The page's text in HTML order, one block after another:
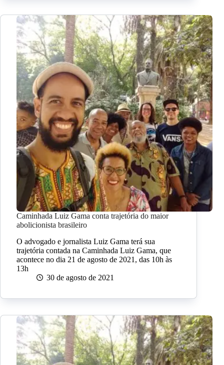
Caminhada Luiz Gama conta trajetória do maior
abolicionista brasileiro
O advogado e jornalista Luiz Gama terá sua
trajetória contada na Caminhada Luiz Gama, que
acontece no dia 21 de agosto de 2021, das 10h às
13h
30 de agosto de 2021